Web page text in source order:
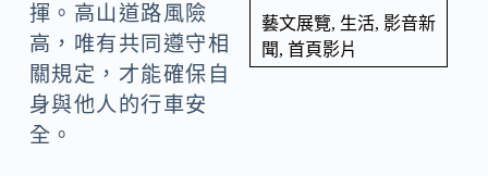
揮。高山道路風險
高，唯有共同遵守相
關規定，才能確保自
身與他人的行車安
全。
藝文展覽, 生活, 影音新
聞, 首頁影片